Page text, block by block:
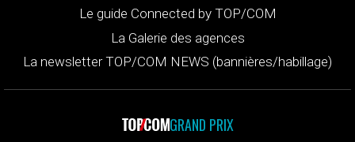
Le guide Connected by TOP/COM
La Galerie des agences
La newsletter TOP/COM NEWS (bannières/habillage)
GRAND PRIX